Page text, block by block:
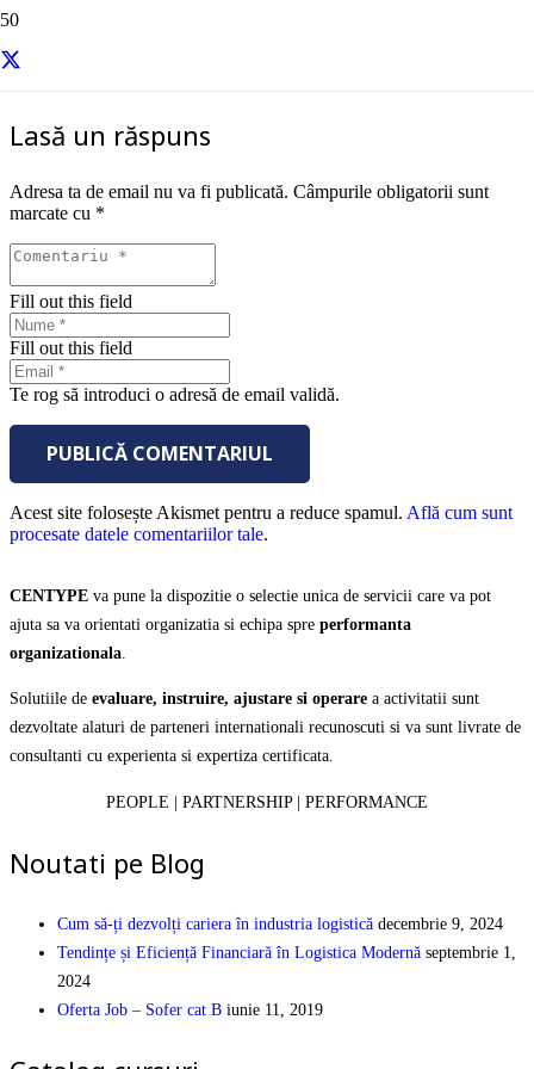
Lasă un răspuns
Adresa ta de email nu va fi publicată. Câmpurile obligatorii sunt
marcate cu *
Fill out this field
Fill out this field
Te rog să introduci o adresă de email validă.
PUBLICĂ COMENTARIUL
Acest site folosește Akismet pentru a reduce spamul. Află cum sunt
procesate datele comentariilor tale.
CENTYPE va pune la dispozitie o selectie unica de servicii care va pot
ajuta sa va orientati organizatia si echipa spre performanta
organizationala
Solutiile de evaluare, instruire, ajustare si operare a activitatii sunt
dezvoltate alaturi de parteneri internationali recunoscuti si va sunt livrate de
consultanti cu experienta si expertiza certificata.
PEOPLE | PARTNERSHIP | PERFORMANCE
Noutati pe Blog
Cum să-ți dezvolți cariera în industria logistică decembrie 9, 2024
Tendințe și Eficiență Financiară în Logistica Modernă septembrie 1,
2024
Oferta Job – Sofer cat B iunie 11, 2019